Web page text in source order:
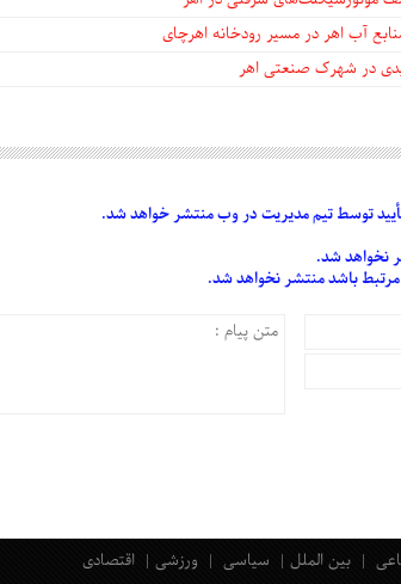
آب اهر در مسیر رودخانه اهرچای
در شهرک صنعتی اهر
توسط تیم مدیریت در وب منتشر خواهد شد.
نخواهد شد.
مرتبط باشد منتشر نخواهد شد.
بین الملل سیاسی ورزشی اقتصادی